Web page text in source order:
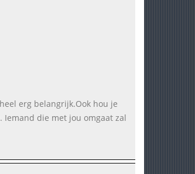
erg belangrijk.Ook hou je
die met jou omgaat zal